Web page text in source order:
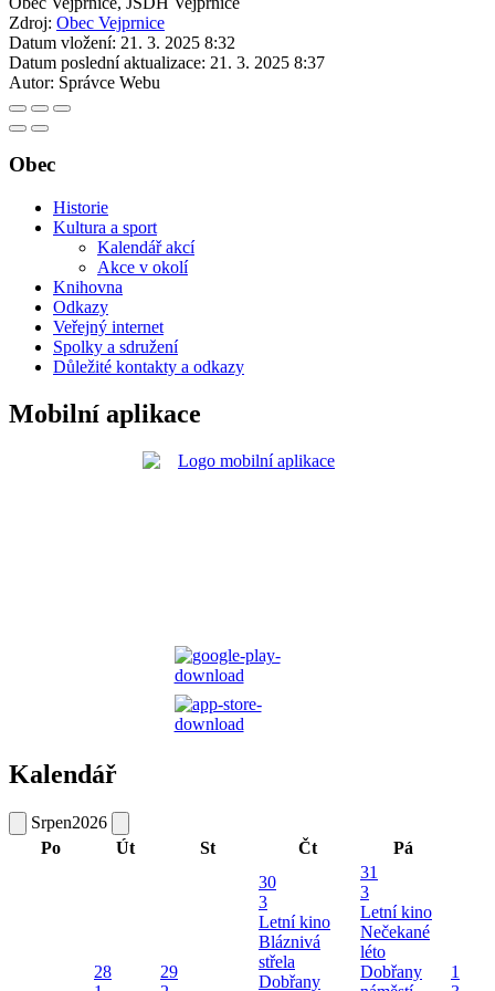
Zdroj: Obec Vejprnice
Datum vložení: 21. 3. 2025 8:32
Datum poslední aktualizace: 21. 3. 2025 8:37
Autor: Správce Webu
Obec
Historie
Kultura a sport
Kalendář akcí
Akce v okolí
Knihovna
Odkazy
Veřejný internet
Spolky a sdružení
Důležité kontakty a odkazy
Mobilní aplikace
Kalendář
Srpen2026
Po
Út St Čt Pá
28
29
30
3
Letní kino
Bláznivá
střela
Dobřany
31
3
Letní kino
Nečekané
léto
Dobřany
1